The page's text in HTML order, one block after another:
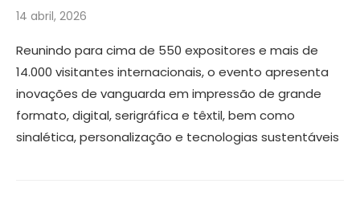
14 abril, 2026
Reunindo para cima de 550 expositores e mais de
14.000 visitantes internacionais, o evento apresenta
inovações de vanguarda em impressão de grande
formato, digital, serigráfica e têxtil, bem como
sinalética, personalização e tecnologias sustentáveis